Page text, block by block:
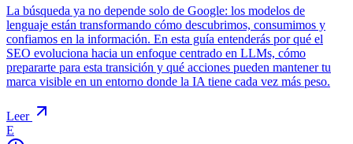
La búsqueda ya no depende solo de Google: los modelos de
lenguaje están transformando cómo descubrimos, consumimos y
confiamos en la información. En esta guía entenderás por qué el
SEO evoluciona hacia un enfoque centrado en LLMs, cómo
prepararte para esta transición y qué acciones pueden mantener tu
marca visible en un entorno donde la IA tiene cada vez más peso.
Leer
E